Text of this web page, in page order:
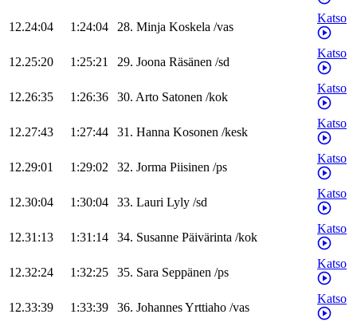
12.24:04 1:24:04 28. Minja Koskela /vas
Katso
12.25:20 1:25:21 29. Joona Räsänen /sd
Katso
12.26:35 1:26:36 30. Arto Satonen /kok
Katso
12.27:43 1:27:44 31. Hanna Kosonen /kesk
Katso
12.29:01 1:29:02 32. Jorma Piisinen /ps
Katso
12.30:04 1:30:04 33. Lauri Lyly /sd
Katso
12.31:13 1:31:14 34. Susanne Päivärinta /kok
Katso
12.32:24 1:32:25 35. Sara Seppänen /ps
Katso
12.33:39 1:33:39 36. JohannesYrttiaho /vas
Katso